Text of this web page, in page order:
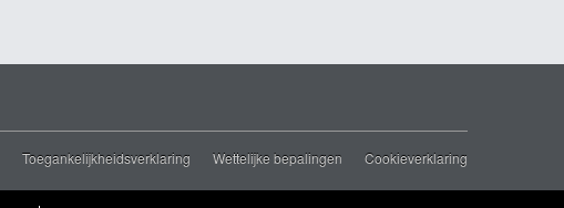
Toegankelijkheidsverklaring Wettelijke bepalingen Cookieverklaring